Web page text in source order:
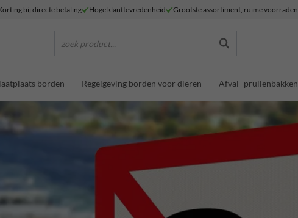
bij directe betaling Hoge klanttevredenheid Grootste assortiment, ruime voorraden
zoek product...
borden Regelgeving borden voor dieren Afval- prullenbakken